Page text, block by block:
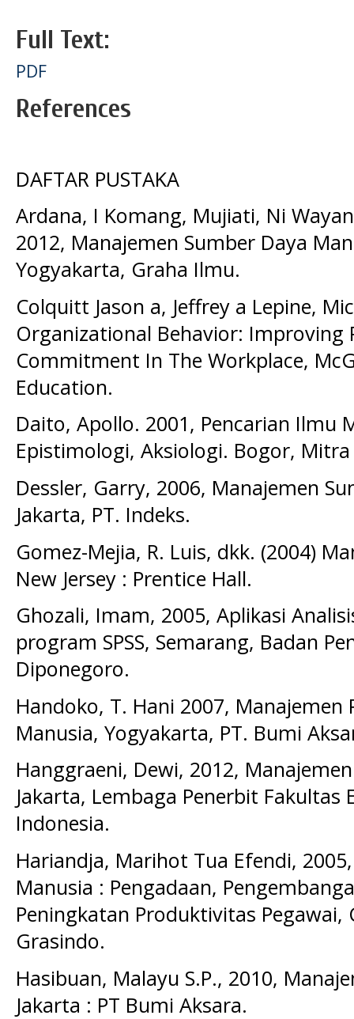
Full Text:
PDF
References
DAFTAR PUSTAKA
Ardana, I Komang, Mujiati, Ni
2012, Manajemen Sumber Daya
Yogyakarta, Graha Ilmu.
Colquitt Jason a, Jeffrey a Lepine,
Organizational Behavior: Improving
Commitment In The Workplace,
Education.
Daito, Apollo. 2001, Pencarian Ilmu
Epistimologi, Aksiologi. Bogor,
Dessler, Garry, 2006, Manajemen
Jakarta, PT. Indeks.
Gomez-Mejia, R. Luis, dkk. (2004)
New Jersey : Prentice Hall.
Ghozali, Imam, 2005, Aplikasi
program SPSS, Semarang, Badan
Diponegoro.
Handoko, T. Hani 2007, Manajemen
Manusia, Yogyakarta, PT. Bumi
Hanggraeni, Dewi, 2012,
Jakarta, Lembaga Penerbit Fakultas
Indonesia.
Hariandja, Marihot Tua Efendi,
Manusia : Pengadaan,
Peningkatan Produktivitas Pegawai,
Grasindo.
Hasibuan, Malayu S.P., 2010,
Jakarta : PT Bumi Aksara.